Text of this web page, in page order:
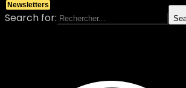
Search for:
Newsletters